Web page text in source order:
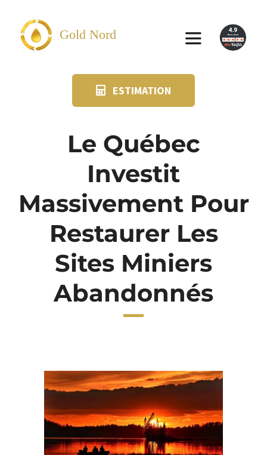
contenu
Gold Nord
Toggle
BLOG
ESTIMATION
Le Québec
Investit
Massivement Pour
Restaurer Les
Sites Miniers
Abandonnés